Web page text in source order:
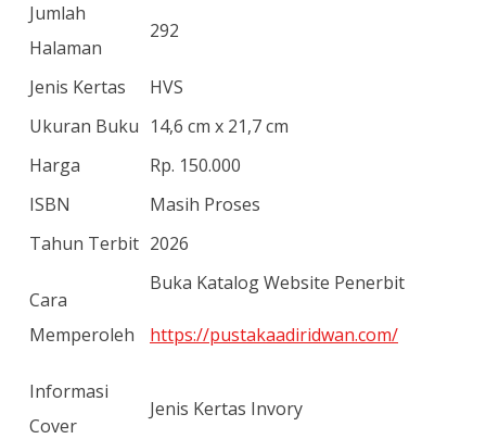
Jumlah
Halaman
292
Jenis Kertas
HVS
Ukuran Buku 14,6 cm x 21,7 cm
Harga
Rp. 150.000
ISBN
Masih Proses
Tahun Terbit 2026
Cara
Memperoleh
Buka Katalog Website Penerbit
https://pustakaadiridwan.com/
Informasi
Cover
Jenis Kertas Invory